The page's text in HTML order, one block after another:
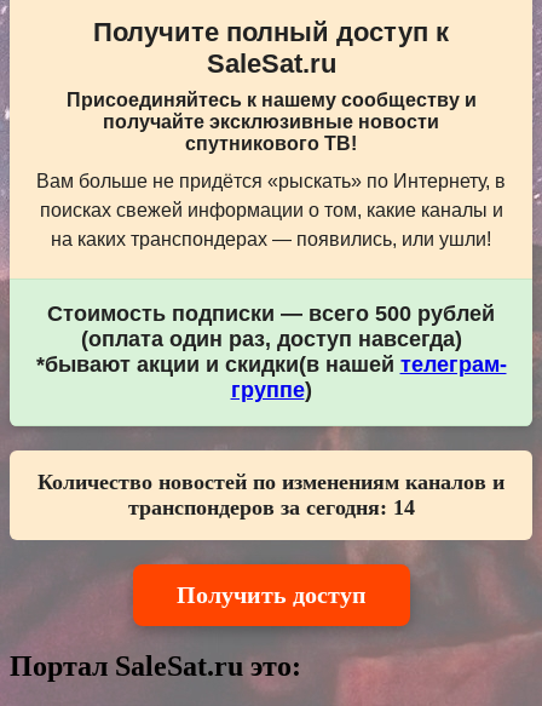
Получите полный доступ к
SaleSat.ru
Присоединяйтесь к нашему сообществу и
получайте эксклюзивные новости
спутникового ТВ!
Вам больше не придётся «рыскать» по Интернету, в
поисках свежей информации о том, какие каналы и
на каких транспондерах — появились, или ушли!
Стоимость подписки — всего 500 рублей
(оплата один раз, доступ навсегда)
*бывают акции и скидки(в нашей телеграм-
группе)
Количество новостей по изменениям каналов и
транспондеров за сегодня: 14
Получить доступ
Портал SaleSat.ru это: